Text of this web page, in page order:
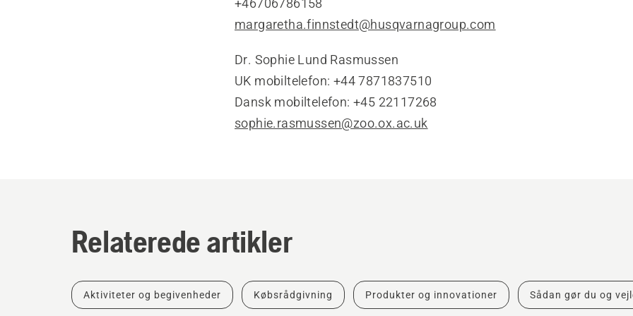
+46706786158
margaretha.finnstedt@husqvarnagroup.com
Dr. Sophie Lund Rasmussen
UK mobiltelefon: +44 7871837510
Dansk mobiltelefon: +45 22117268
sophie.rasmussen@zoo.ox.ac.uk
Relaterede artikler
Aktiviteter og begivenheder Købsrådgivning Produkter og innovationer Sådan gør du og